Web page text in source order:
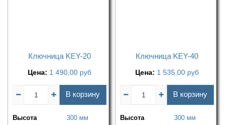
Ключница KEY-20
Цена: 1 490,00 руб
В корзину
Высота
300 мм
Ключница KEY-40
Цена: 1 535,00 руб
В корзину
Высота
300 мм